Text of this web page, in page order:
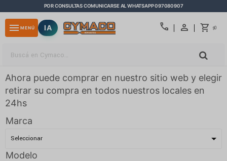
POR CONSULTAS COMUNICARSE AL WHATSAPP 097080907
call $0
menu MENÚ IA
Ahora puede comprar en nuestro sitio web y elegir
retirar su compra en todos nuestros locales en
24hs
Marca
Modelo
close